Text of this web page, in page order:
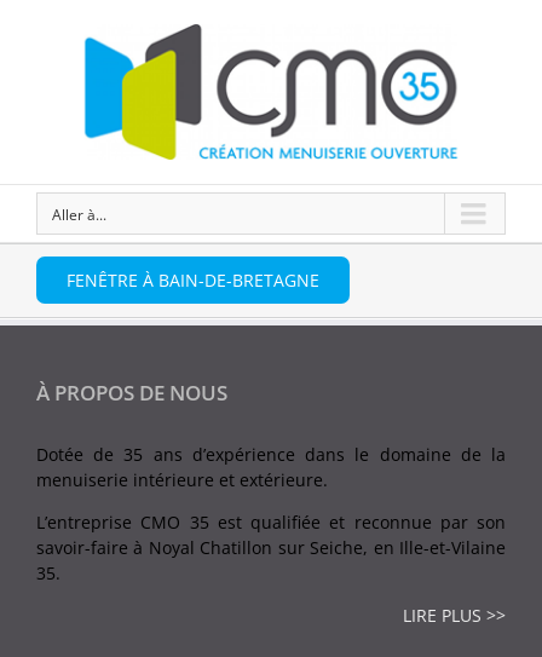
Aller à...
FENÊTRE À BAIN-DE-BRETAGNE
À PROPOS DE NOUS
Dotée de 35 ans d’expérience dans le domaine de la
menuiserie intérieure et extérieure.
L’entreprise CMO 35 est qualifiée et reconnue par son
savoir-faire à Noyal Chatillon sur Seiche, en Ille-et-Vilaine
35.
LIRE PLUS >>